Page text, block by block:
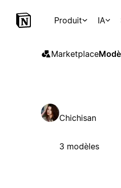
Produit IA
Marketplace
Chichisan
3 modèles